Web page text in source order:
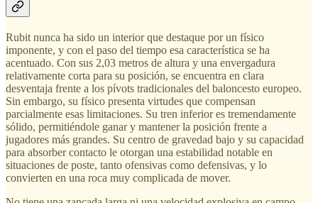
Rubit nunca ha sido un interior que destaque por un físico
imponente, y con el paso del tiempo esa característica se ha
acentuado. Con sus 2,03 metros de altura y una envergadura
relativamente corta para su posición, se encuentra en clara
desventaja frente a los pívots tradicionales del baloncesto europeo.
Sin embargo, su físico presenta virtudes que compensan
parcialmente esas limitaciones. Su tren inferior es tremendamente
sólido, permitiéndole ganar y mantener la posición frente a
jugadores más grandes. Su centro de gravedad bajo y su capacidad
para absorber contacto le otorgan una estabilidad notable en
situaciones de poste, tanto ofensivas como defensivas, y lo
convierten en una roca muy complicada de mover.